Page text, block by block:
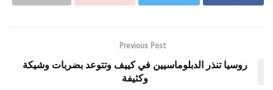
Previous Post
روسيا تنذر الدبلوماسيين في كييف وتتوعد بضربات وشيكة
وكثيفة